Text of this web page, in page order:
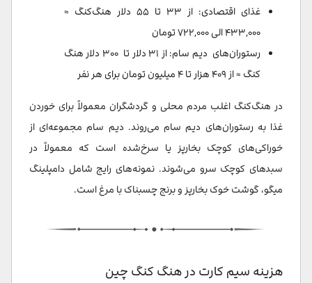
غذای اقتصادی: از ۳۳ تا ۵۵ دلار هنگ‌کنگ ≈
۴۳۳,۰۰۰ الی ۷۲۲,۰۰۰ تومان
رستوران‌های دیم سام: از ۳۱ دلار تا ۳۰۰ دلار هنگ
کنگ ≈ از ۴۰۹ هزار تا ۴ میلیون تومان برای هر نفر
در هنگ‌کنگ اغلب مردم محلی و گردشگران معمولاً برای خوردن
غذا به رستوران‌های دیم سام می‌روند. دیم سام مجموعه‌ای از
خوراکی‌های کوچک بخارپز یا سرخ‌شده است که معمولاً در
سبدهای کوچک سرو می‌شوند. نمونه‌های رایج شامل دامپلینگ
میگو، گوشت خوک بخارپز و برنج چسبناک با مرغ است.
هزینه سیم کارت در هنگ کنگ چین